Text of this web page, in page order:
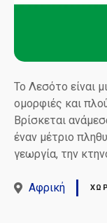
Το Λεσότο είναι
ομορφιές και
Βρίσκεται
έναν μέτριο
γεωργία, την
Αφρική